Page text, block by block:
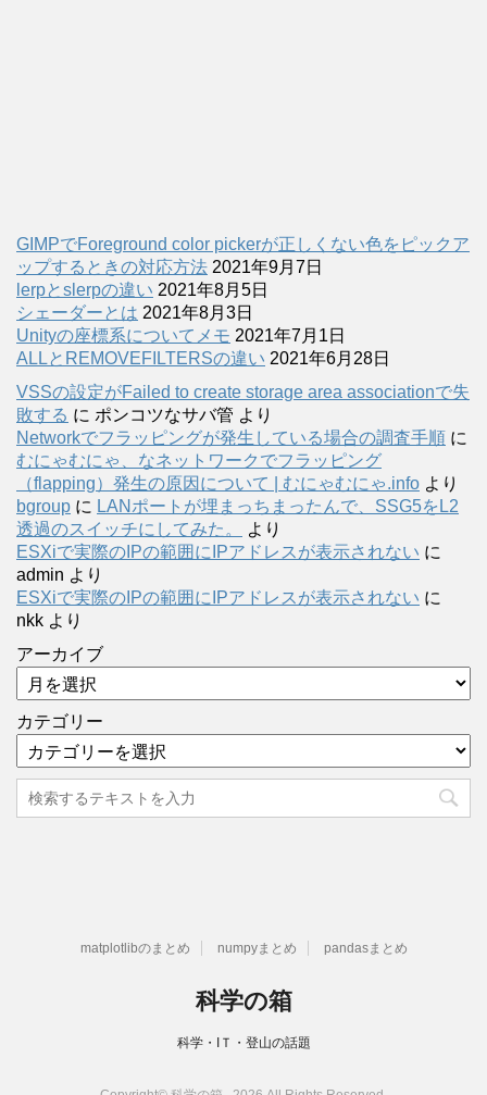
GIMPでForeground color pickerが正しくない色をピックア
ップするときの対応方法 2021年9月7日
lerpとslerpの違い 2021年8月5日
シェーダーとは 2021年8月3日
Unityの座標系についてメモ 2021年7月1日
ALLとREMOVEFILTERSの違い 2021年6月28日
VSSの設定がFailed to create storage area associationで失
敗する に ポンコツなサバ管 より
Networkでフラッピングが発生している場合の調査手順 に
むにゃむにゃ、なネットワークでフラッピング
（flapping）発生の原因について | むにゃむにゃ.info より
bgroup に LANポートが埋まっちまったんで、SSG5をL2
透過のスイッチにしてみた。
より
ESXiで実際のIPの範囲にIPアドレスが表示されない に
admin より
ESXiで実際のIPの範囲にIPアドレスが表示されない に
nkk より
アーカイブ
カテゴリー
matplotlibのまとめ numpyまとめ pandasまとめ
科学の箱
科学・IＴ・登山の話題